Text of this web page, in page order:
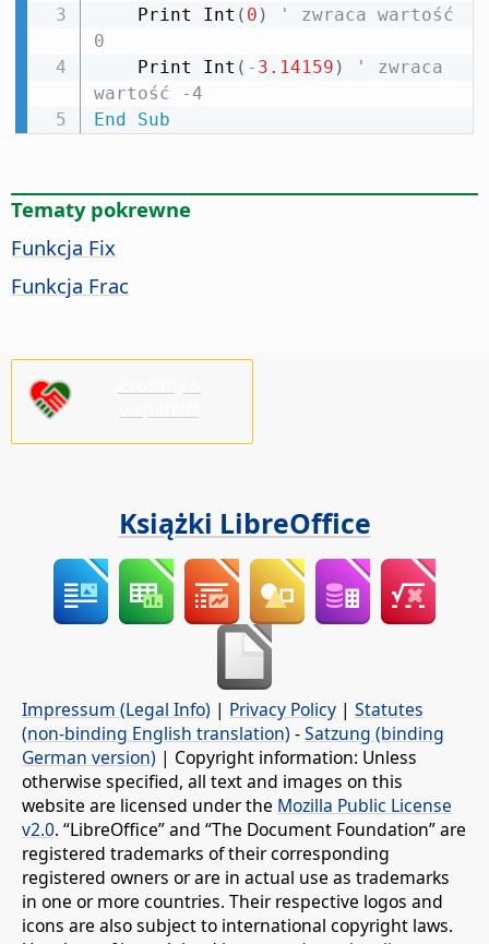
    Print Int
( 0 )
' zwraca wartość
0
    Print Int
( - 3.14159 )
' zwraca
wartość -4
End
Sub
Tematy pokrewne
Funkcja Fix
Funkcja Frac
Książki LibreOffice
Impressum (Legal Info) | Privacy Policy | Statutes
(non-binding English translation) -Satzung (binding
German version) | Copyright information: Unless
otherwise specified, all text and images on this
website are licensed under the Mozilla Public License
v2.0. “LibreOffice” and “The Document Foundation” are
registered trademarks of their corresponding
registered owners or are in actual use as trademarks
in one or more countries. Their respective logos and
icons are also subject to international copyright laws.